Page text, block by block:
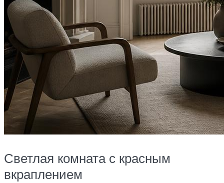
Светлая комната с красным
вкраплением